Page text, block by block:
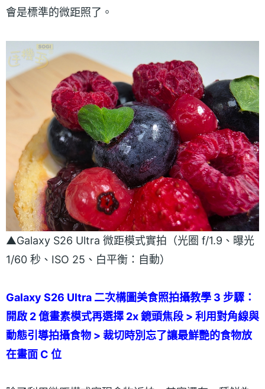
會是標準的微距照了。
▲Galaxy S26 Ultra 微距模式實拍（光圈 f/1.9、曝光
1/60 秒、ISO 25、白平衡：自動）
Galaxy S26 Ultra 二次構圖美食照拍攝教學 3 步驟：
開啟 2 億畫素模式再選擇 2x 鏡頭焦段 > 利用對角線與
動態引導拍攝食物 > 裁切時別忘了讓最鮮艷的食物放
在畫面 C 位